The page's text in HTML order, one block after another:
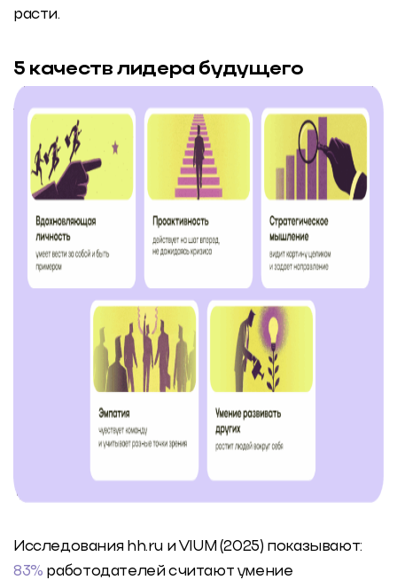
расти.
5 качеств лидера будущего
Исследования hh.ru и VIUM (2025) показывают:
83% работодателей считают умение